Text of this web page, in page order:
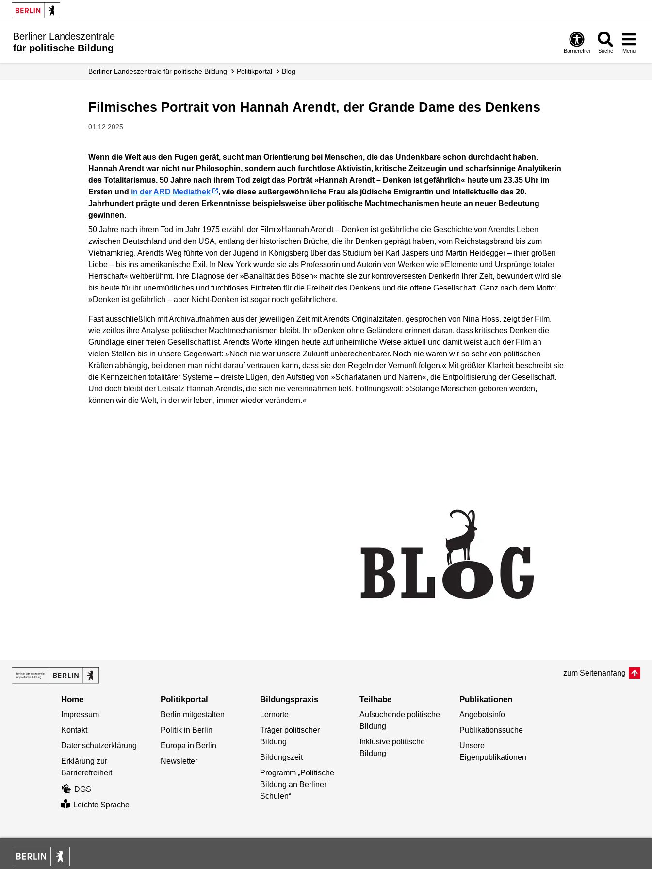
Berliner Landeszentrale
für politische Bildung
Barrierefrei Suche Menü
Berliner Landeszentrale für politische Bildung Politikportal Blog
Filmisches Portrait von Hannah Arendt, der Grande Dame des Denkens
01.12.2025
Wenn die Welt aus den Fugen gerät, sucht man Orientierung bei Menschen, die das Undenkbare schon durchdacht haben.
Hannah Arendt war nicht nur Philosophin, sondern auch furchtlose Aktivistin, kritische Zeitzeugin und scharfsinnige Analytikerin
des Totalitarismus. 50 Jahre nach ihrem Tod zeigt das Porträt »Hannah Arendt – Denken ist gefährlich« heute um 23.35 Uhr im
Ersten und in der ARD Mediathek
, wie diese außergewöhnliche Frau als jüdische Emigrantin und Intellektuelle das 20.
Jahrhundert prägte und deren Erkenntnisse beispielsweise über politische Machtmechanismen heute an neuer Bedeutung
gewinnen.
50 Jahre nach ihrem Tod im Jahr 1975 erzählt der Film »Hannah Arendt – Denken ist gefährlich« die Geschichte von Arendts Leben
zwischen Deutschland und den USA, entlang der historischen Brüche, die ihr Denken geprägt haben, vom Reichstagsbrand bis zum
Vietnamkrieg. Arendts Weg führte von der Jugend in Königsberg über das Studium bei Karl Jaspers und Martin Heidegger – ihrer großen
Liebe – bis ins amerikanische Exil. In New York wurde sie als Professorin und Autorin von Werken wie »Elemente und Ursprünge totaler
Herrschaft« weltberühmt. Ihre Diagnose der »Banalität des Bösen« machte sie zur kontroversesten Denkerin ihrer Zeit, bewundert wird sie
bis heute für ihr unermüdliches und furchtloses Eintreten für die Freiheit des Denkens und die offene Gesellschaft. Ganz nach dem Motto:
»Denken ist gefährlich – aber Nicht-Denken ist sogar noch gefährlicher«.
Fast ausschließlich mit Archivaufnahmen aus der jeweiligen Zeit mit Arendts Originalzitaten, gesprochen von Nina Hoss, zeigt der Film,
wie zeitlos ihre Analyse politischer Machtmechanismen bleibt. Ihr »Denken ohne Geländer« erinnert daran, dass kritisches Denken die
Grundlage einer freien Gesellschaft ist. Arendts Worte klingen heute auf unheimliche Weise aktuell und damit weist auch der Film an
vielen Stellen bis in unsere Gegenwart: »Noch nie war unsere Zukunft unberechenbarer. Noch nie waren wir so sehr von politischen
Kräften abhängig, bei denen man nicht darauf vertrauen kann, dass sie den Regeln der Vernunft folgen.« Mit größter Klarheit beschreibt sie
die Kennzeichen totalitärer Systeme – dreiste Lügen, den Aufstieg von »Scharlatanen und Narren«, die Entpolitisierung der Gesellschaft.
Und doch bleibt der Leitsatz Hannah Arendts, die sich nie vereinnahmen ließ, hoffnungsvoll: »Solange Menschen geboren werden,
können wir die Welt, in der wir leben, immer wieder verändern.«
zum Seitenanfang
Home
Impressum
Kontakt
Datenschutzerklärung
Erklärung zur
Barrierefreiheit
DGS
Leichte Sprache
Politikportal
Berlin mitgestalten
Politik in Berlin
Europa in Berlin
Newsletter
Bildungspraxis
Lernorte
Träger politischer
Bildung
Bildungszeit
Programm „Politische
Bildung an Berliner
Schulen“
Teilhabe
Aufsuchende politische
Bildung
Inklusive politische
Bildung
Publikationen
Angebotsinfo
Publikationssuche
Unsere
Eigenpublikationen